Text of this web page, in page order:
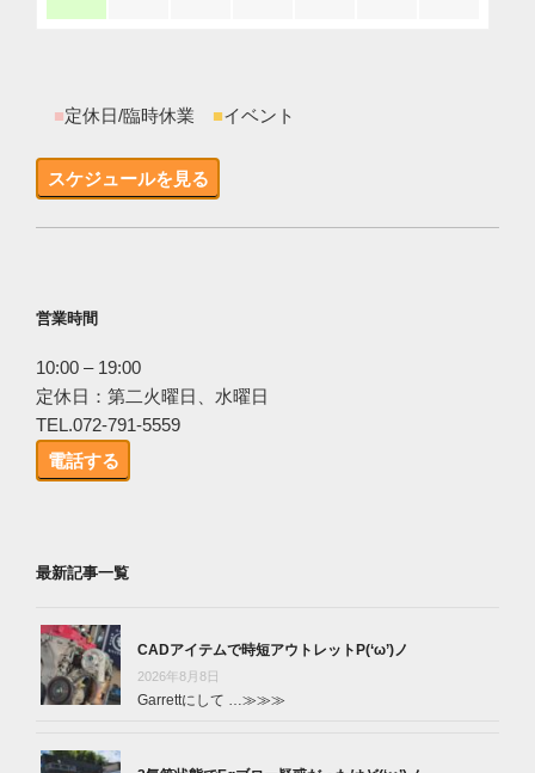
■定休日/臨時休業 ■イベント
スケジュールを見る
営業時間
10:00 – 19:00
定休日：第二火曜日、水曜日
TEL.072-791-5559
電話する
最新記事一覧
CADアイテムで時短アウトレットP(‘ω’)ノ
2026年8月8日
Garrettにして … ≫≫≫